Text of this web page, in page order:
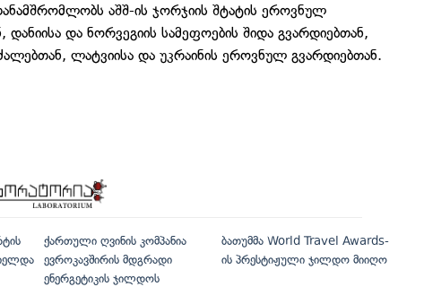
აშშ-ის ჯორჯიის შტატის ეროვნულ
და ნორვეგიის სამეფოების შიდა გვარდიებთან,
ლატვიისა და უკრაინის ეროვნულ გვარდიებთან.
ქართული ღვინის კომპანია
ევროკავშირის მდგრადი
ენერგეტიკის ჯილდოს
ბათუმმა World Travel Awards-
ის პრესტიჟული ჯილდო მიიღო